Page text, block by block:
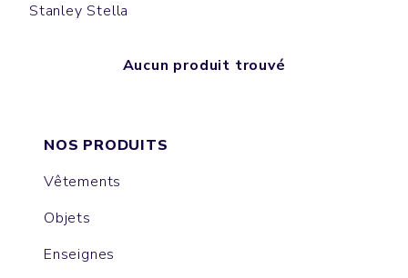
Stanley Stella
Aucun produit trouvé
NOS PRODUITS
Vêtements
Objets
Enseignes